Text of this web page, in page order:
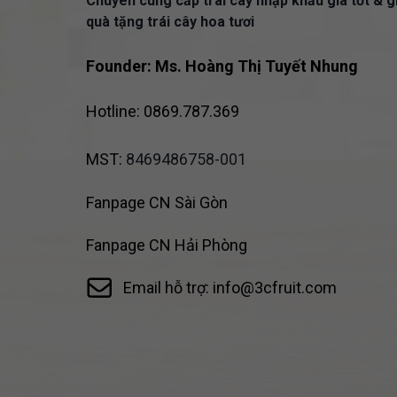
quà tặng trái cây hoa tươi
Founder: Ms. Hoàng Thị Tuyết Nhung
Hotline: 0869.787.369
MST: 8469486758-001
Fanpage CN Sài Gòn
Fanpage CN Hải Phòng
Email hỗ trợ: info@3cfruit.com